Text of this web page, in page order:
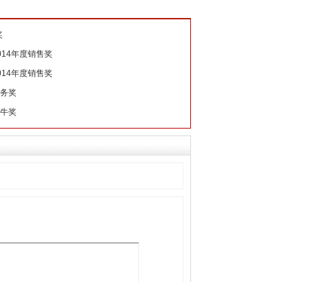
年度销售奖
年度销售奖
奖
奖